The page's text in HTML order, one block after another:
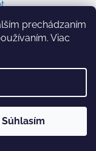
prechádzaním
Viac
Súhlasím
. Všetky